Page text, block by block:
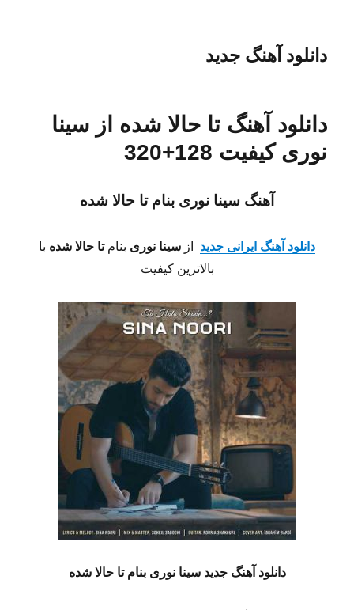
دانلود آهنگ جدید
دانلود آهنگ تا حالا شده از سینا
نوری کیفیت 128+320
آهنگ سینا نوری بنام تا حالا شده
دانلود آهنگ ایرانی جدید از سینا نوری بنامتا حالا شده با
بالاترین کیفیت
دانلود آهنگ جدید سینا نوری بنام تا حالا شده